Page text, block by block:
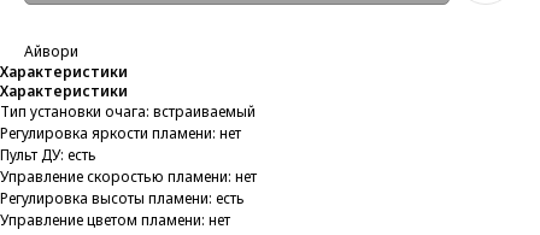
Айвори
Характеристики
Характеристики
Тип установки очага: встраиваемый
Регулировка яркости пламени: нет
Пульт ДУ: есть
Управление скоростью пламени: нет
Регулировка высоты пламени: есть
Управление цветом пламени: нет